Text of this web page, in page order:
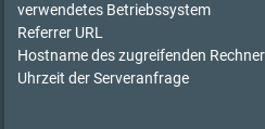
verwendetes Betriebssystem
Referrer URL
Hostname des zugreifenden
Uhrzeit der Serveranfrage